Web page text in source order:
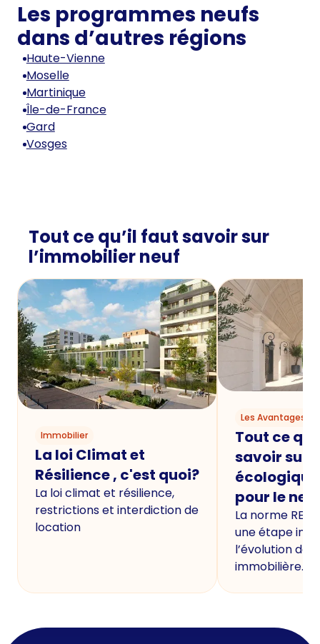
Les programmes neufs
dans d’autres régions
Haute-Vienne
Moselle
Martinique
Île-de-France
Gard
Vosges
Tout ce qu’il faut savoir sur
l’immobilier neuf
Immobilier
La loi Climat et
Résilience , c'est quoi?
La loi climat et résilience,
restrictions et interdiction de
location
Les Avantages
Tout ce
savoir sur
écologique
pour le
La norme
une étape
l’évolution de
immobilière.